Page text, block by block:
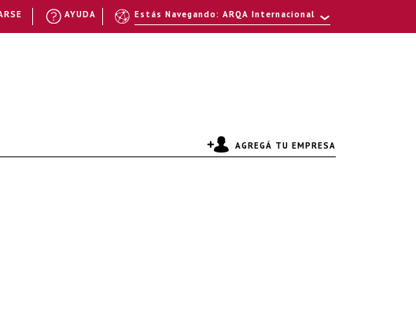
AGREGÁ TU EMPRESA
Estás Navegando: ARQA Internacional
AYUDA